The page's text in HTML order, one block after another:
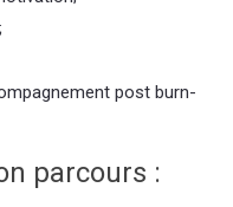
post burn-
parcours :